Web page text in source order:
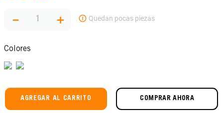
＋
－
Colores
AGREGAR AL CARRITO COMPRAR AHORA